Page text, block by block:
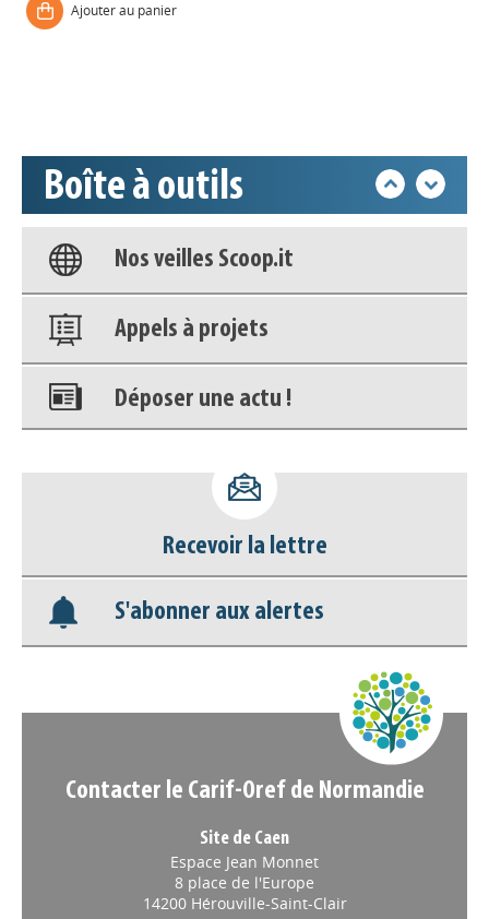
Ajouter au panier
Boîte à outils
Base documentaire
Nos veilles Scoop.it
Appels à projets
Déposer une actu !
déconnecter)
Base documentaire
Nos veilles Scoop.it
Recevoir la lettre
S'abonner aux alertes
Contacter le Carif-Oref de Normandie
Site de Caen
Espace Jean Monnet
8 place de l'Europe
14200 Hérouville-Saint-Clair